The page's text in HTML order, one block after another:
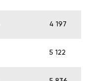
4 197
5 122